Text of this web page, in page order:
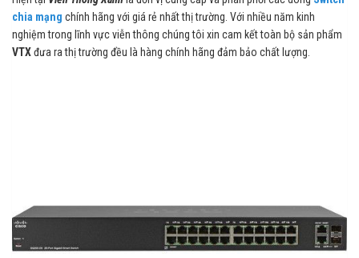
chia mạng chính hãng với giá rẻ nhất thị trường. Với nhiều năm kinh
nghiệm trong lĩnh vực viễn thông chúng tôi xin cam kết toàn bộ sản phẩm
VTXđưa ra thị trường đều là hàng chính hãng đảm bảo chất lượng.